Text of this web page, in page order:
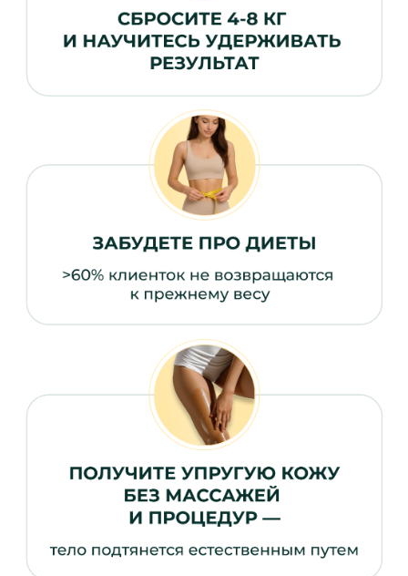
ИСТОРИИ ТЕХ, КТО УЖЕ ПРОШЕЛ
ПУТЬ ОТ «ДО» К «ПОСЛЕ»
РЕАЛЬНЫЕ РЕЗУЛЬТАТЫ
РЕАЛЬНЫХ ЛЮДЕЙ